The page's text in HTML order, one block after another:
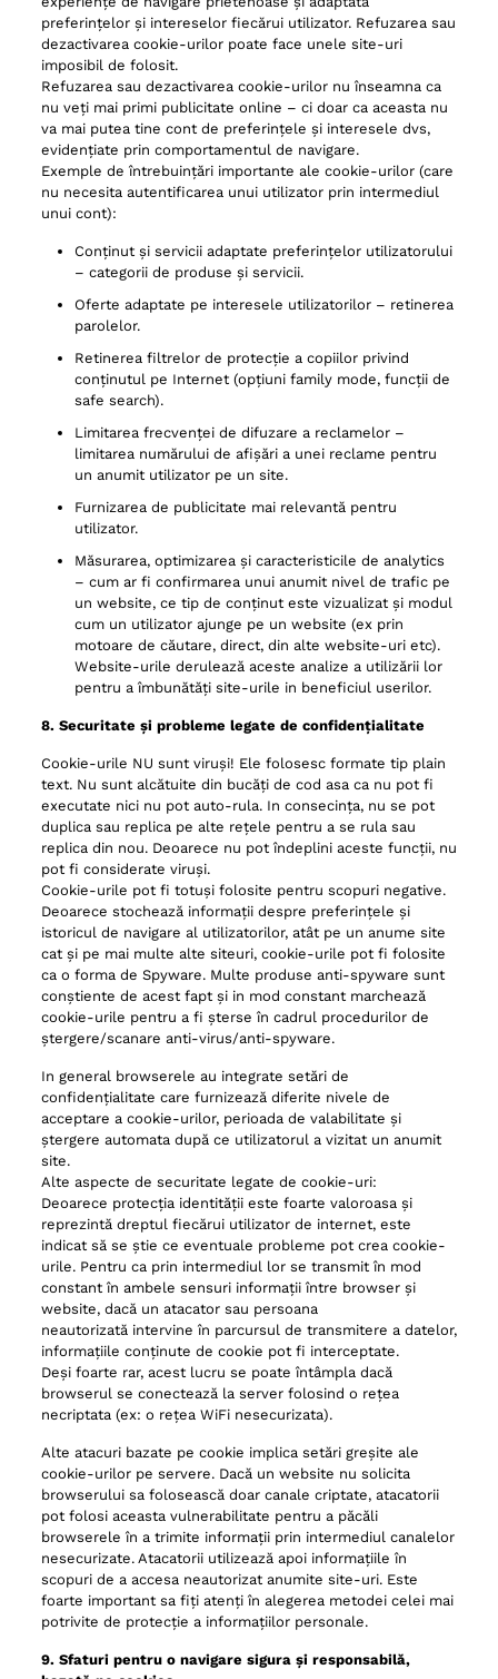
preferințelor și intereselor fiecărui utilizator. Refuzarea sau
dezactivarea cookie-urilor poate face unele site-uri
imposibil de folosit.
Refuzarea sau dezactivarea cookie-urilor nu înseamna ca
nu veți mai primi publicitate online – ci doar ca aceasta nu
va mai putea tine cont de preferințele și interesele dvs,
evidențiate prin comportamentul de navigare.
Exemple de întrebuințări importante ale cookie-urilor (care
nu necesita autentificarea unui utilizator prin intermediul
unui cont):
Conținut și servicii adaptate preferințelor utilizatorului
– categorii de produse și servicii.
Oferte adaptate pe interesele utilizatorilor – retinerea
parolelor.
Retinerea filtrelor de protecție a copiilor privind
conținutul pe Internet (opțiuni family mode, funcții de
safe search).
Limitarea frecvenței de difuzare a reclamelor –
limitarea numărului de afișări a unei reclame pentru
un anumit utilizator pe un site.
Furnizarea de publicitate mai relevantă pentru
utilizator.
Măsurarea, optimizarea și caracteristicile de analytics
– cum ar fi confirmarea unui anumit nivel de trafic pe
un website, ce tip de conținut este vizualizat și modul
cum un utilizator ajunge pe un website (ex prin
motoare de căutare, direct, din alte website-uri etc).
Website-urile derulează aceste analize a utilizării lor
pentru a îmbunătăți site-urile in beneficiul userilor.
8. Securitate și probleme legate de confidențialitate
Cookie-urile NU sunt viruși! Ele folosesc formate tip plain
text. Nu sunt alcătuite din bucăți de cod asa ca nu pot fi
executate nici nu pot auto-rula. In consecința, nu se pot
duplica sau replica pe alte rețele pentru a se rula sau
replica din nou. Deoarece nu pot îndeplini aceste funcții, nu
pot fi considerate viruși.
Cookie-urile pot fi totuși folosite pentru scopuri negative.
Deoarece stochează informații despre preferințele și
istoricul de navigare al utilizatorilor, atât pe un anume site
cat și pe mai multe alte siteuri, cookie-urile pot fi folosite
ca o forma de Spyware. Multe produse anti-spyware sunt
conștiente de acest fapt și in mod constant marchează
cookie-urile pentru a fi șterse în cadrul procedurilor de
ștergere/scanare anti-virus/anti-spyware.
In general browserele au integrate setări de
confidențialitate care furnizează diferite nivele de
acceptare a cookie-urilor, perioada de valabilitate și
ștergere automata după ce utilizatorul a vizitat un anumit
site.
Alte aspecte de securitate legate de cookie-uri:
Deoarece protecția identității este foarte valoroasa și
reprezintă dreptul fiecărui utilizator de internet, este
indicat să se știe ce eventuale probleme pot crea cookie-
urile. Pentru ca prin intermediul lor se transmit în mod
constant în ambele sensuri informații între browser și
website, dacă un atacator sau persoana
neautorizată intervine în parcursul de transmitere a datelor,
informațiile conținute de cookie pot fi interceptate.
Deși foarte rar, acest lucru se poate întâmpla dacă
browserul se conectează la server folosind o rețea
necriptata (ex: o rețea WiFi nesecurizata).
Alte atacuri bazate pe cookie implica setări greșite ale
cookie-urilor pe servere. Dacă un website nu solicita
browserului sa folosească doar canale criptate, atacatorii
pot folosi aceasta vulnerabilitate pentru a păcăli
browserele în a trimite informații prin intermediul canalelor
nesecurizate. Atacatorii utilizează apoi informațiile în
scopuri de a accesa neautorizat anumite site-uri. Este
foarte important sa fiți atenți în alegerea metodei celei mai
potrivite de protecție a informațiilor personale.
9. Sfaturi pentru o navigare sigura și responsabilă,